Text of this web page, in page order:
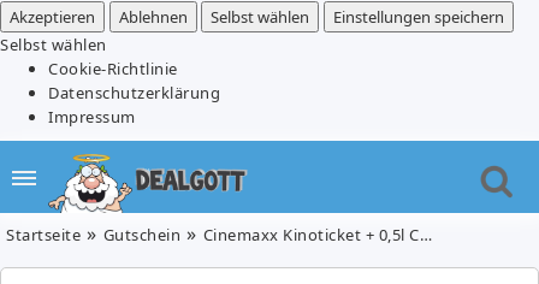
Akzeptieren
Ablehnen Selbst wählen
Einstellungen speichern
Selbst wählen
Cookie-Richtlinie
Datenschutzerklärung
Impressum
Startseite Gutschein Cinemaxx Kinoticket + 0,5l Cola ab 4,50€ oder 10 Tickets (ohne Cola) für 59€